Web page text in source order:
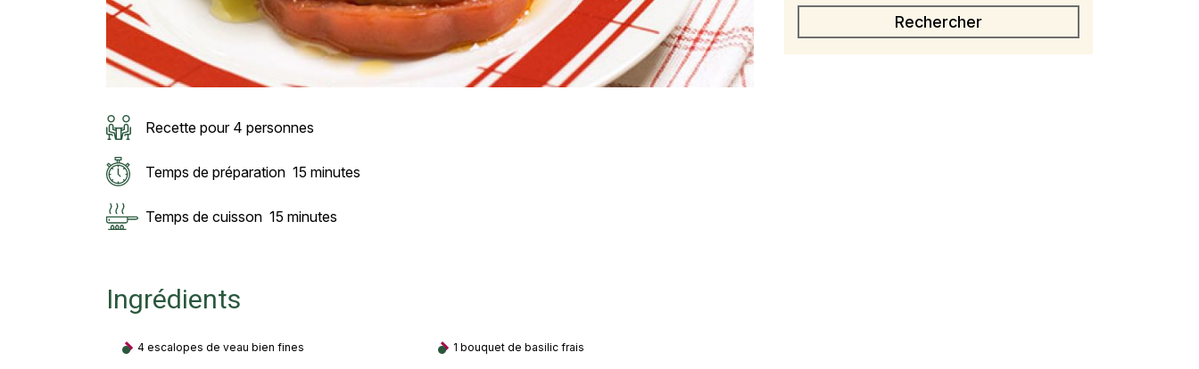
Recette pour 4 personnes
Temps de préparation 15 minutes
Temps de cuisson 15 minutes
Ingrédients
4 escalopes de veau bien fines 1 bouquet de basilic frais